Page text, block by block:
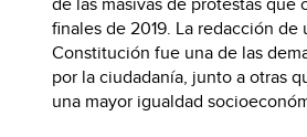
finales de 2019. La redacción de
Constitución fue una de las
por la ciudadanía, junto a otras
una mayor igualdad